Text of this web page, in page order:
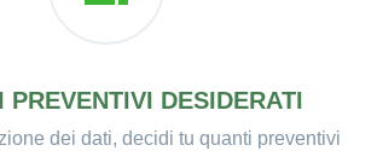
PREVENTIVI DESIDERATI
dei dati, decidi tu quanti preventivi